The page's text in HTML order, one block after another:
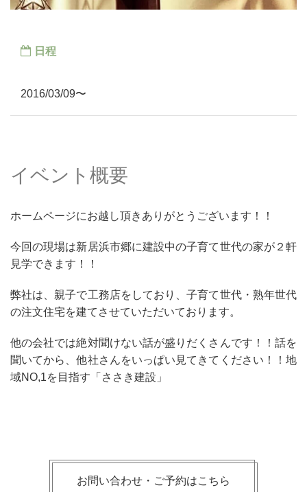
日程
2016/03/09〜
イベント概要
ホームページにお越し頂きありがとうございます！！
今回の現場は新居浜市郷に建設中の子育て世代の家が２軒
見学できます！！
弊社は、親子で工務店をしており、子育て世代・熟年世代
の注文住宅を建てさせていただいております。
他の会社では絶対聞けない話が盛りだくさんです！！話を
聞いてから、他社さんをいっぱい見てきてください！！地
域NO,1を目指す「ささき建設」
お問い合わせ・ご予約はこちら